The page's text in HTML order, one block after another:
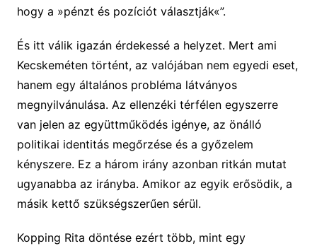
hogy a »pénzt és pozíciót választják«”.
És itt válik igazán érdekessé a helyzet. Mert ami
Kecskeméten történt, az valójában nem egyedi eset,
hanem egy általános probléma látványos
megnyilvánulása. Az ellenzéki térfélen egyszerre
van jelen az együttműködés igénye, az önálló
politikai identitás megőrzése és a győzelem
kényszere. Ez a három irány azonban ritkán mutat
ugyanabba az irányba. Amikor az egyik erősödik, a
másik kettő szükségszerűen sérül.
Kopping Rita döntése ezért több, mint egy